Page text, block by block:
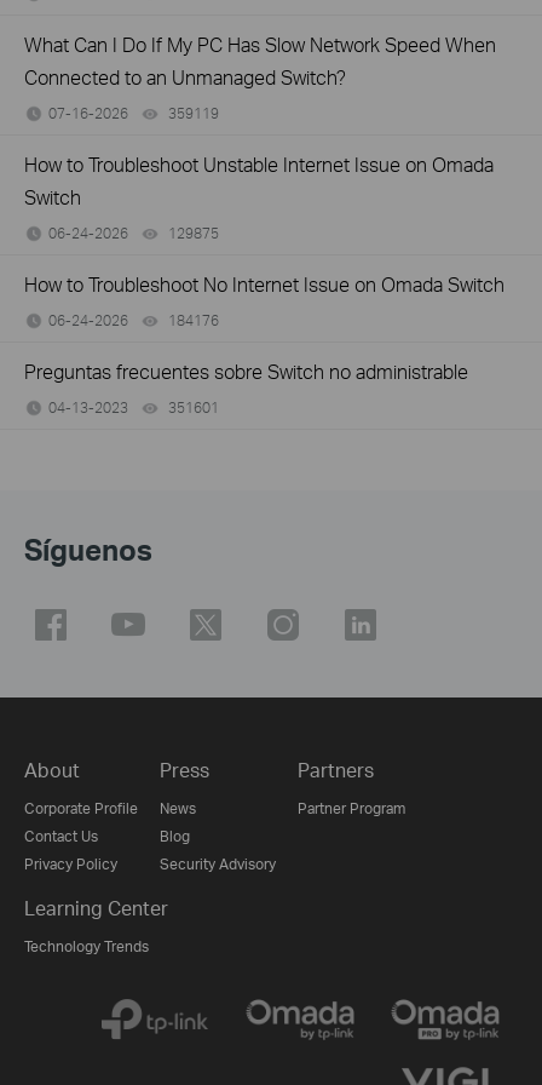
What Can I Do If My PC Has Slow Network Speed When
Connected to an Unmanaged Switch?
07-16-2026 359119
How to Troubleshoot Unstable Internet Issue on Omada
Switch
06-24-2026 129875
How to Troubleshoot No Internet Issue on Omada Switch
06-24-2026 184176
Preguntas frecuentes sobre Switch no administrable
04-13-2023 351601
Síguenos
About
Corporate Profile
Contact Us
Privacy Policy
Press
News
Blog
Security Advisory
Partners
Partner Program
Learning Center
Technology Trends